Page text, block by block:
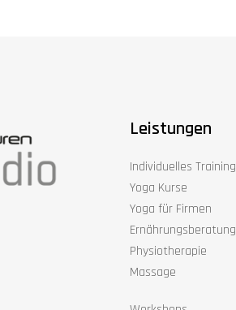
Leistungen
Individuelles Training
Yoga Kurse
Yoga für Firmen
Ernährungsberatung
Physiotherapie
Massage